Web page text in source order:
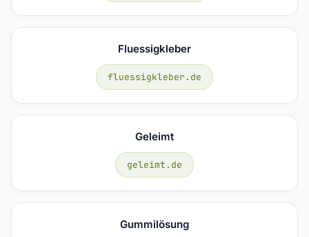
Fluessigkleber
fluessigkleber.de
Geleimt
geleimt.de
Gummilösung